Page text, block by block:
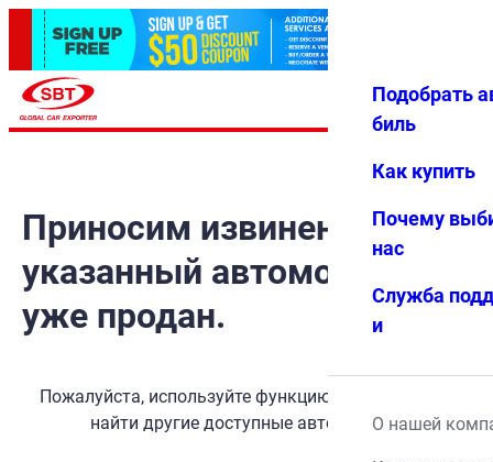
Избранн
Меню
Подобрать
биль
Как купить
Почему
нас
Служба
и
О нашей
Приносим извинения, но
указанный автомобиль
уже продан.
Пожалуйста, используйте функцию поиска, чтобы
найти другие доступные автомобили.